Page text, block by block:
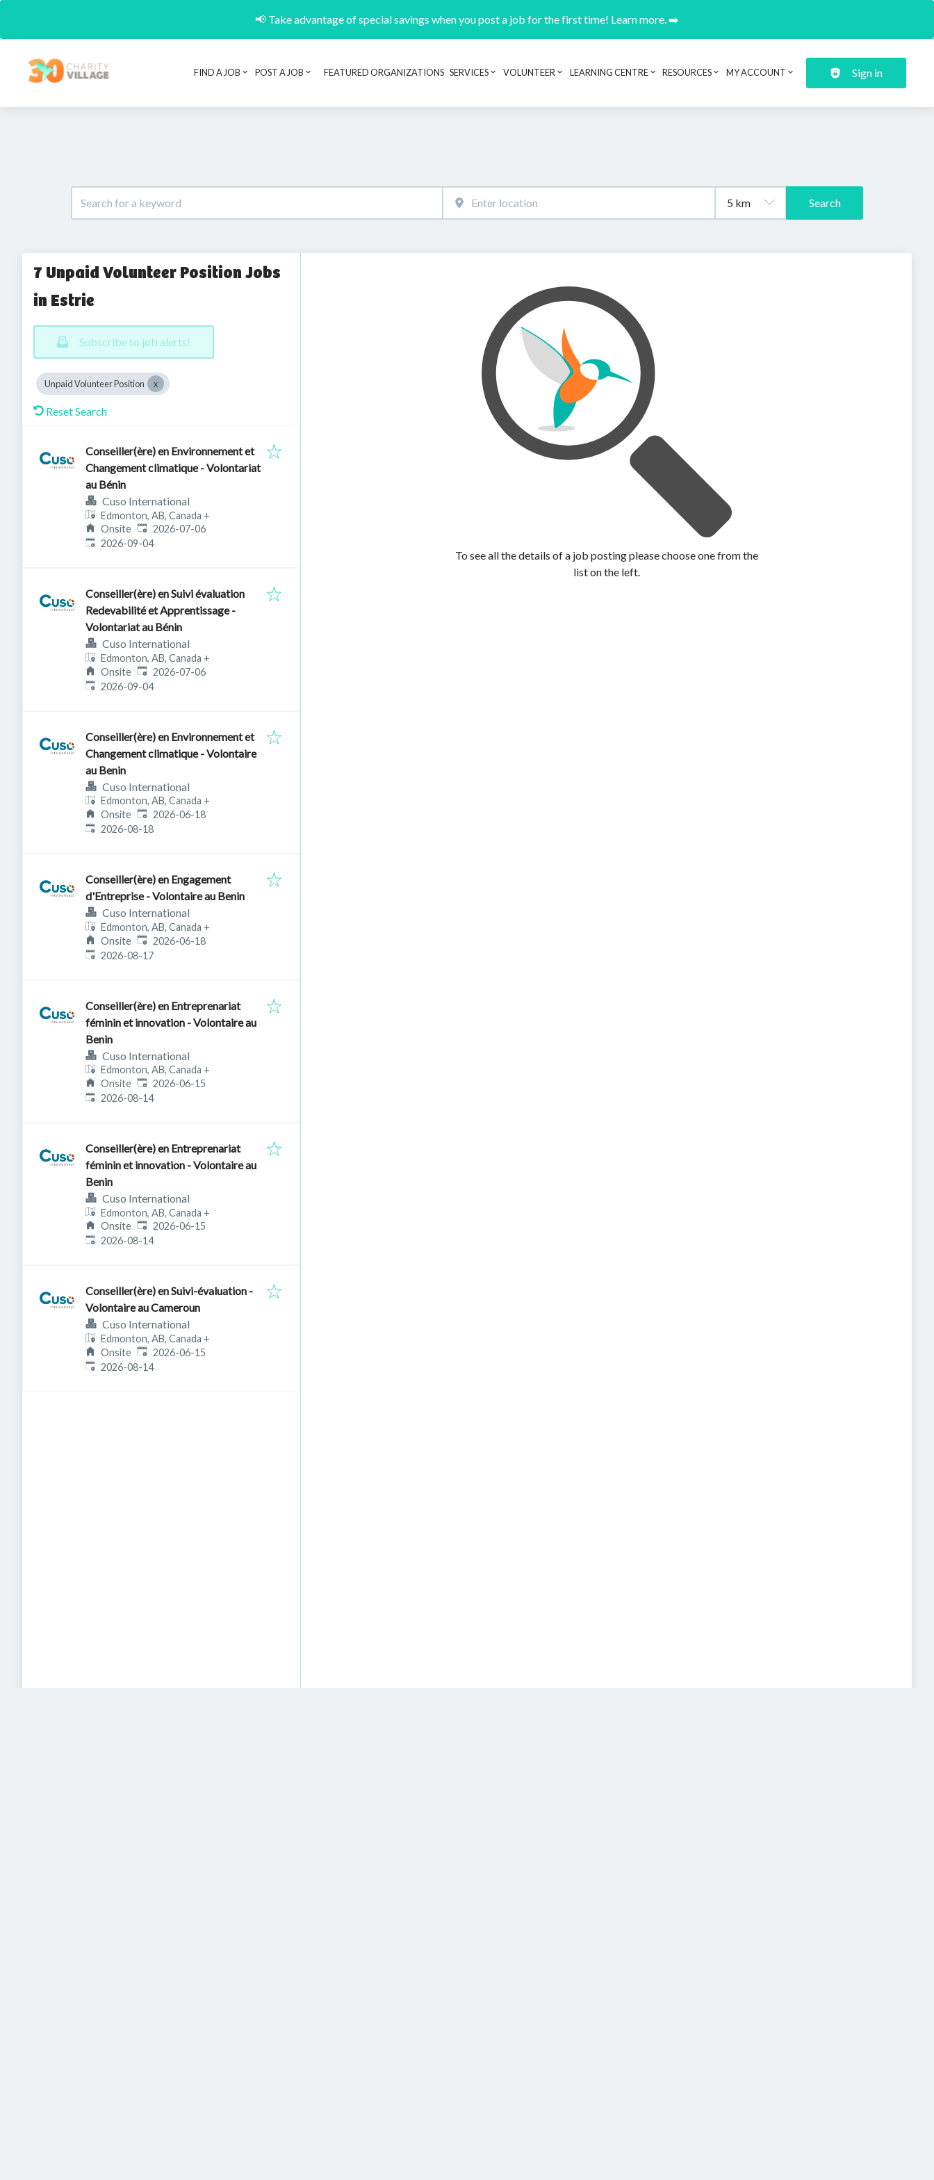
📢 Take advantage of special savings when you post a job for the first time! Learn more. ➡️
Header navigation
FIND A JOB POST A JOB FEATURED ORGANIZATIONS SERVICES VOLUNTEER LEARNING CENTRE RESOURCES MY ACCOUNT Sign in
Search
7 Unpaid Volunteer Position Jobs
in Estrie
Subscribe to job alerts!
Unpaid Volunteer Position
Reset Search
Conseiller(ère) en Environnement et
Changement climatique - Volontariat
au Bénin
Cuso International
Edmonton, AB, Canada +
Onsite Published:
2026-07-06
Expires:
2026-09-04
Conseiller(ère) en Suivi évaluation
Redevabilité et Apprentissage -
Volontariat au Bénin
Cuso International
Edmonton, AB, Canada +
Onsite Published:
2026-07-06
Expires:
2026-09-04
Conseiller(ère) en Environnement et
Changement climatique - Volontaire
au Benin
Cuso International
Edmonton, AB, Canada +
Onsite Published:
2026-06-18
Expires:
2026-08-18
Conseiller(ère) en Engagement
d'Entreprise - Volontaire au Benin
Cuso International
Edmonton, AB, Canada +
Onsite Published:
2026-06-18
Expires:
2026-08-17
Conseiller(ère) en Entreprenariat
féminin et innovation - Volontaire au
Benin
Cuso International
Edmonton, AB, Canada +
Onsite Published:
2026-06-15
Expires:
2026-08-14
Conseiller(ère) en Entreprenariat
féminin et innovation - Volontaire au
Benin
Cuso International
Edmonton, AB, Canada +
Onsite Published:
2026-06-15
Expires:
2026-08-14
Conseiller(ère) en Suivi-évaluation -
Volontaire au Cameroun
Cuso International
Edmonton, AB, Canada +
Onsite Published:
2026-06-15
Expires:
2026-08-14
To see all the details of a job posting please choose one from the
list on the left.